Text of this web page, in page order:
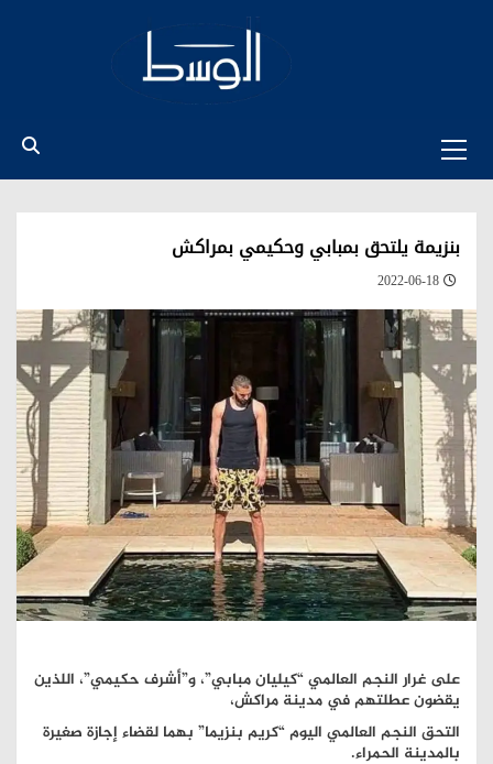
Menu
بنزيمة يلتحق بمبابي وحكيمي بمراكش
2022-06-18
على غرار النجم العالمي “كيليان مبابي”، و”أشرف حكيمي”، اللذين
يقضون عطلتهم في مدينة مراكش،
التحق النجم العالمي اليوم “كريم بنزيما” بهما لقضاء إجازة صغيرة
بالمدينة الحمراء.